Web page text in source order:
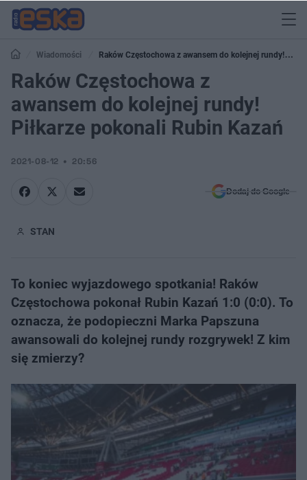
Wiadomości
Raków Częstochowa z awansem do kolejnej rundy!
Piłkarze pokonali Rubin Kazań
Raków Częstochowa z
awansem do kolejnej rundy!
Piłkarze pokonali Rubin Kazań
2021-08-12 20:56
Dodaj do Google
STAN
To koniec wyjazdowego spotkania! Raków
Częstochowa pokonał Rubin Kazań 1:0 (0:0). To
oznacza, że podopieczni Marka Papszuna
awansowali do kolejnej rundy rozgrywek! Z kim
się zmierzy?